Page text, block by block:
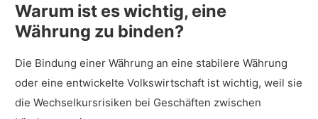
Warum ist es wichtig, eine
Währung zu binden?
Die Bindung einer Währung an eine stabilere Währung
oder eine entwickelte Volkswirtschaft ist wichtig, weil sie
die Wechselkursrisiken bei Geschäften zwischen